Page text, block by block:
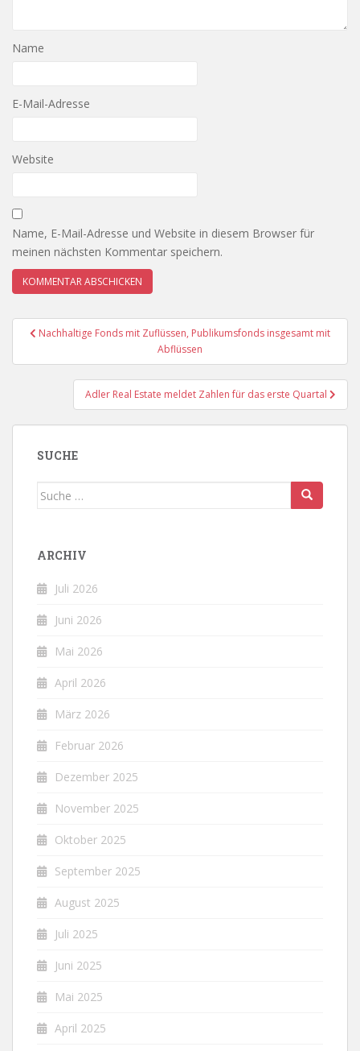
Name
E-Mail-Adresse
Website
Name, E-Mail-Adresse und Website in diesem Browser für
meinen nächsten Kommentar speichern.
Beitragsnavigation
Nachhaltige Fonds mit Zuflüssen, Publikumsfonds insgesamt mit
Abflüssen
Adler Real Estate meldet Zahlen für das erste Quartal
SUCHE
Suche
ARCHIV
Juli 2026
Juni 2026
Mai 2026
April 2026
März 2026
Februar 2026
Dezember 2025
November 2025
Oktober 2025
September 2025
August 2025
Juli 2025
Juni 2025
Mai 2025
April 2025